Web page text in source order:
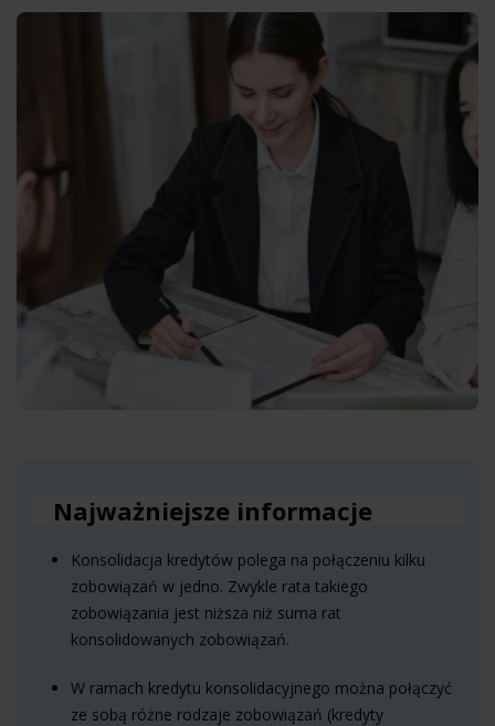
Najważniejsze informacje
Konsolidacja kredytów polega na połączeniu kilku
zobowiązań w jedno. Zwykle rata takiego
zobowiązania jest niższa niż suma rat
konsolidowanych zobowiązań.
W ramach kredytu konsolidacyjnego można połączyć
ze sobą różne rodzaje zobowiązań (kredyty